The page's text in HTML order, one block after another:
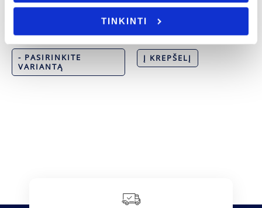
TINKINTI
Kojinių rinkinys „Šauniausio krikšto
25.00€
- PASIRINKITE
VARIANTĄ
Tėvo diena
Medalis „Geriausias senelis”
3.00€
Į KREPŠELĮ